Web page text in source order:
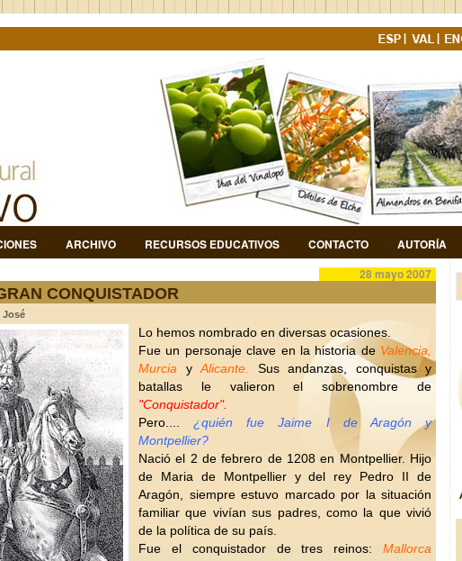
ARCHIVO RECURSOS EDUCATIVOS CONTACTO AUTORÍA
28 mayo 2007
CONQUISTADOR
José
Lo hemos nombrado en diversas ocasiones.
Fue un personaje clave en la historia de Valencia,
Murcia y Alicante.
Sus andanzas, conquistas y
batallas le valieron el sobrenombre de
"Conquistador".
Pero.... ¿quién fue Jaime I de Aragón y
Montpellier?
Nació el 2 de febrero de 1208 en Montpellier. Hijo
de Maria de Montpellier y del rey Pedro II de
Aragón, siempre estuvo marcado por la situación
familiar que vivían sus padres, como la que vivió
de la política de su país.
Fue el conquistador de tres reinos: Mallorca